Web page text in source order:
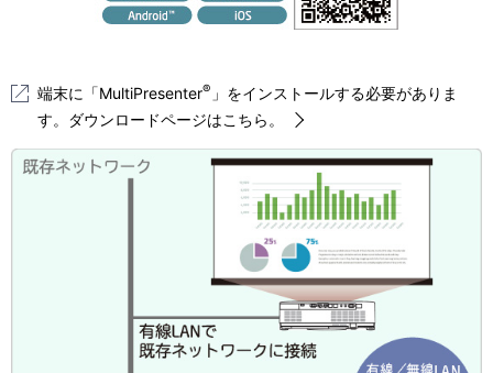
端末に「MultiPresenter® 」をインストールする必要がありま
す。ダウンロードページはこちら。